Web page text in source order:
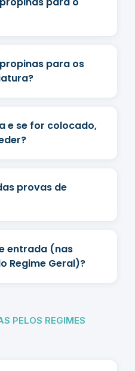
para os
e se for colocado,
provas de
entrada (nas
Regime Geral)?
PELOS REGIMES